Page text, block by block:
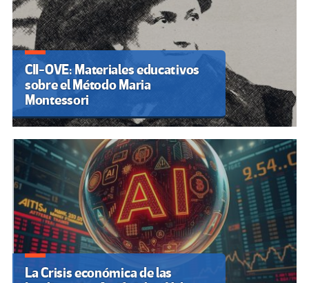
CII-OVE: Materiales educativos
sobre el Método Maria
Montessori
La Crisis económica de las